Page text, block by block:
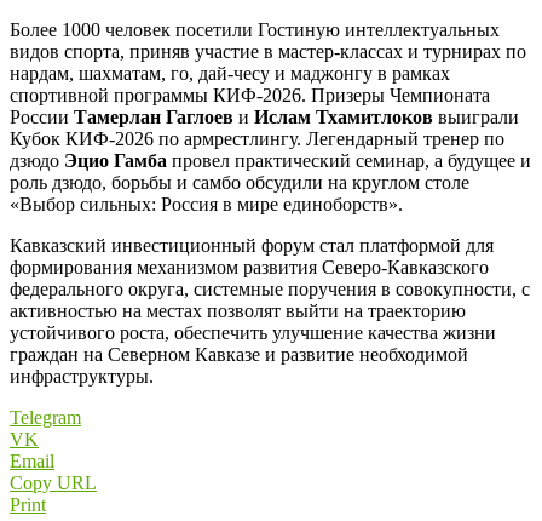
Более 1000 человек посетили Гостиную интеллектуальных
видов спорта, приняв участие в мастер-классах и турнирах по
нардам, шахматам, го, дай-чесу и маджонгу в рамках
спортивной программы КИФ-2026. Призеры Чемпионата
России Тамерлан Гаглоев и Ислам Тхамитлоков выиграли
Кубок КИФ-2026 по армрестлингу. Легендарный тренер по
дзюдо Эцио Гамба провел практический семинар, а будущее и
роль дзюдо, борьбы и самбо обсудили на круглом столе
«Выбор сильных: Россия в мире единоборств».
Кавказский инвестиционный форум стал платформой для
формирования механизмом развития Северо-Кавказского
федерального округа, системные поручения в совокупности, с
активностью на местах позволят выйти на траекторию
устойчивого роста, обеспечить улучшение качества жизни
граждан на Северном Кавказе и развитие необходимой
инфраструктуры.
Telegram
VK
Email
Copy URL
Print